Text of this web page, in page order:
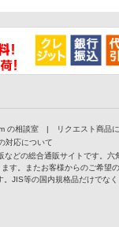
の相談室 | リクエスト商品
対応について
どの総合通販サイトです。
。またお客様からのご希望
JIS等の国内規格品だけでな